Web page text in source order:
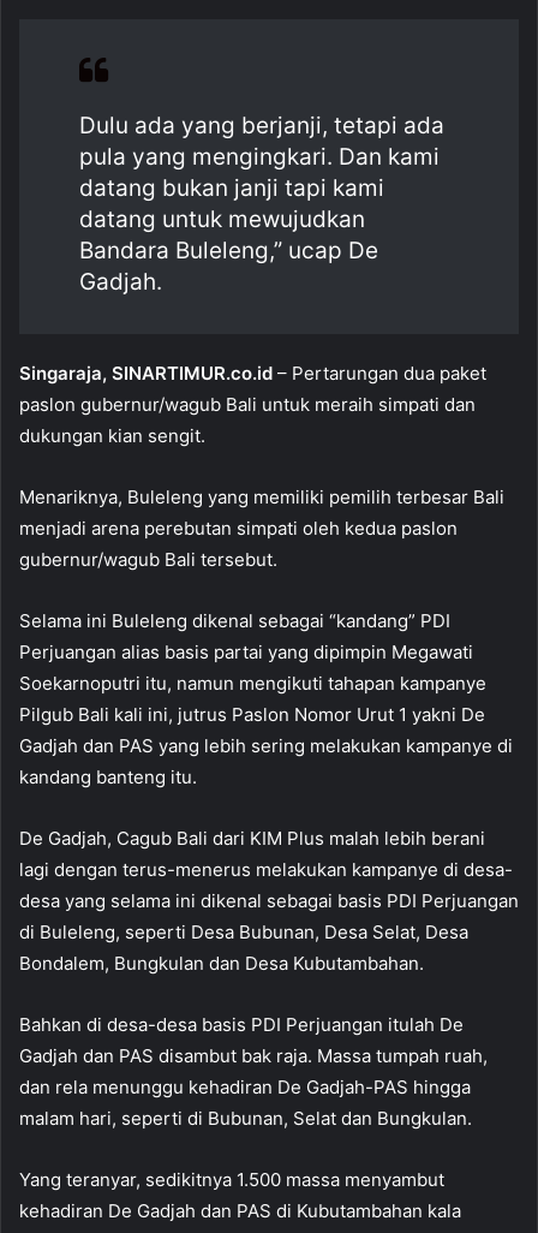
b
o
o
k
p
p
Dulu ada yang berjanji, tetapi ada
pula yang mengingkari. Dan kami
datang bukan janji tapi kami
datang untuk mewujudkan
Bandara Buleleng,” ucap De
Gadjah.
Singaraja, SINARTIMUR.co.id – Pertarungan dua paket
paslon gubernur/wagub Bali untuk meraih simpati dan
dukungan kian sengit.
Menariknya, Buleleng yang memiliki pemilih terbesar Bali
menjadi arena perebutan simpati oleh kedua paslon
gubernur/wagub Bali tersebut.
Selama ini Buleleng dikenal sebagai “kandang” PDI
Perjuangan alias basis partai yang dipimpin Megawati
Soekarnoputri itu, namun mengikuti tahapan kampanye
Pilgub Bali kali ini, jutrus Paslon Nomor Urut 1 yakni De
Gadjah dan PAS yang lebih sering melakukan kampanye di
kandang banteng itu.
De Gadjah, Cagub Bali dari KIM Plus malah lebih berani
lagi dengan terus-menerus melakukan kampanye di desa-
desa yang selama ini dikenal sebagai basis PDI Perjuangan
di Buleleng, seperti Desa Bubunan, Desa Selat, Desa
Bondalem, Bungkulan dan Desa Kubutambahan.
Bahkan di desa-desa basis PDI Perjuangan itulah De
Gadjah dan PAS disambut bak raja. Massa tumpah ruah,
dan rela menunggu kehadiran De Gadjah-PAS hingga
malam hari, seperti di Bubunan, Selat dan Bungkulan.
Yang teranyar, sedikitnya 1.500 massa menyambut
kehadiran De Gadjah dan PAS di Kubutambahan kala